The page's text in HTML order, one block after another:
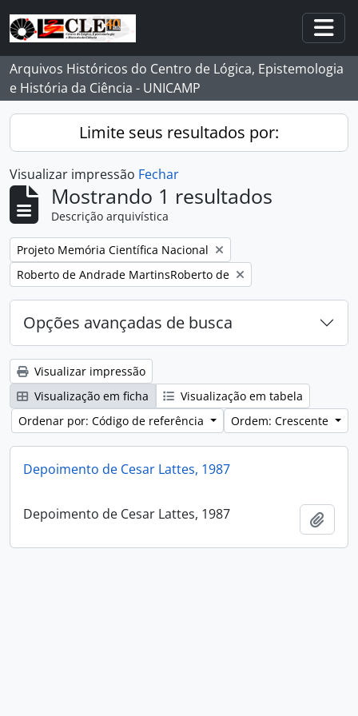
Skip to main content
Arquivos Históricos do Centro de Lógica, Epistemologia
e História da Ciência - UNICAMP
Limite seus resultados por:
Visualizar impressão Fechar
Mostrando 1 resultados
Descrição arquivística
Remover filtro:
Projeto Memória Científica Nacional
Remover filtro:
Roberto de Andrade MartinsRoberto de
Opções avançadas de busca
Visualizar impressão
Visualização em ficha
Visualização em tabela
Ordenar por: Código de referência
Ordem: Crescente
Depoimento de Cesar Lattes, 1987
Depoimento de Cesar Lattes, 1987